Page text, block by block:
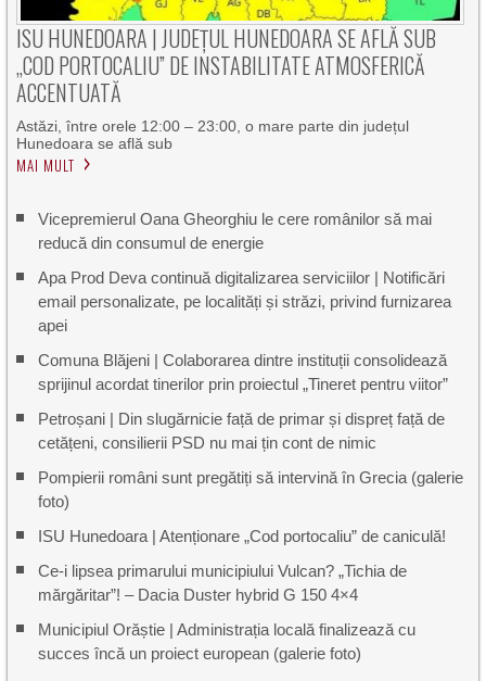
ISU HUNEDOARA | JUDEȚUL HUNEDOARA SE AFLĂ SUB
„COD PORTOCALIU” DE INSTABILITATE ATMOSFERICĂ
ACCENTUATĂ
Astăzi, între orele 12:00 – 23:00, o mare parte din județul
Hunedoara se află sub
MAI MULT
Vicepremierul Oana Gheorghiu le cere românilor să mai
reducă din consumul de energie
Apa Prod Deva continuă digitalizarea serviciilor | Notificări
email personalizate, pe localități și străzi, privind furnizarea
apei
Comuna Blăjeni | Colaborarea dintre instituții consolidează
sprijinul acordat tinerilor prin proiectul „Tineret pentru viitor”
Petroșani | Din slugărnicie față de primar și dispreț față de
cetățeni, consilierii PSD nu mai țin cont de nimic
Pompierii români sunt pregătiți să intervină în Grecia (galerie
foto)
ISU Hunedoara | Atenționare „Cod portocaliu” de caniculă!
Ce-i lipsea primarului municipiului Vulcan? „Tichia de
mărgăritar”! – Dacia Duster hybrid G 150 4×4
Municipiul Orăștie | Administrația locală finalizează cu
succes încă un proiect european (galerie foto)